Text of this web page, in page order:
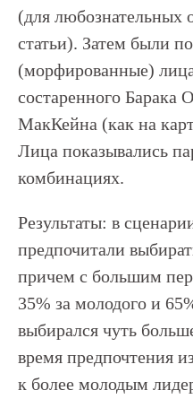
(для любознательных
статьи). Затем были
(морфированные)
состаренного
МакКейна (как на
Лица показывались
комбинациях.
Результаты: в
предпочитали
причем с большим
35% за молодого и
выбирался чуть
время предпочтения
к более молодым